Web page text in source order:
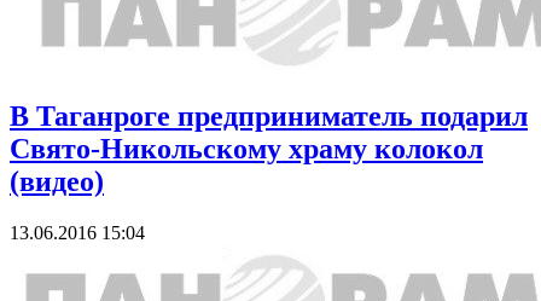
В Таганроге предприниматель подарил
Свято-Никольскому храму колокол
(видео)
13.06.2016 15:04